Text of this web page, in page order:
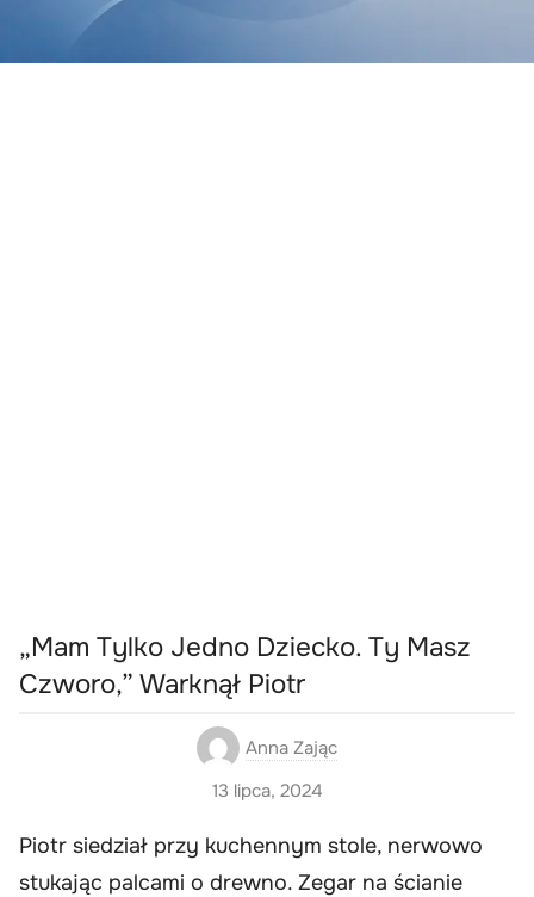
„Mam Tylko Jedno Dziecko. Ty Masz
Czworo,” Warknął Piotr
Anna Zając
13 lipca, 2024
Piotr siedział przy kuchennym stole, nerwowo
stukając palcami o drewno. Zegar na ścianie